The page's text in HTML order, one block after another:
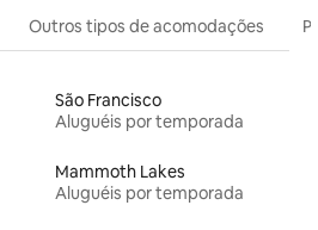
Outros tipos de acomodações
São Francisco
Aluguéis por temporada
Mammoth Lakes
Aluguéis por temporada